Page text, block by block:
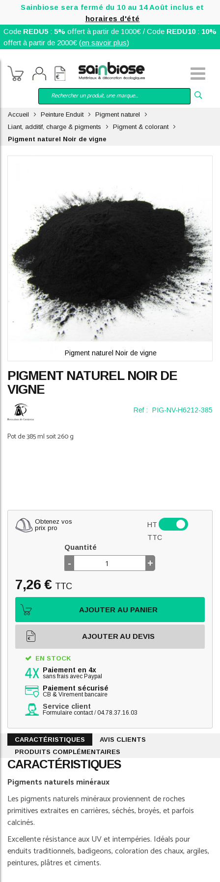
Sainbiose sera fermé du 10 au 14 Août inclus et
horaires d'été
Code REDU5: 5% offert à partir de 1000€ / Code REDU10: 10%
offert à partir de 2000€ (en savoir plus)
Accueil Peinture Enduit
Pigment naturel
Liant, additif, charge & pigments
Pigment & colorant
Pigment naturel Noir de vigne
PIGMENT NATUREL NOIR DE
VIGNE
Ref : PIG-NV-H6212-385
Pot de 385 ml soit 260 g
Pigment naturel Noir de vigne
to
the
beginning
the
images
Obtenez vos
prix pro
HT
TTC
Quantité
- +
7,26 € TTC
AJOUTER AU PANIER
AJOUTER AU DEVIS
EN STOCK
Paiement en 4x
sans frais avec Paypal
Paiement sécurisé
CB & Virement bancaire
Service client
Formulaire contact/04.78.37.16.03
CARACTÉRISTIQUES
AVIS CLIENTS
PRODUITS COMPLÉMENTAIRES
CARACTÉRISTIQUES
Pigments naturels minéraux
Les pigments naturels minéraux proviennent de roches
primitives extraites en carrières, séchés, broyés, et parfois
calcinés.
Excellente résistance aux UV et intempéries. Idéals pour
enduits traditionnels, badigeons, coloration des chaux, argiles,
peintures, plâtres et ciments.